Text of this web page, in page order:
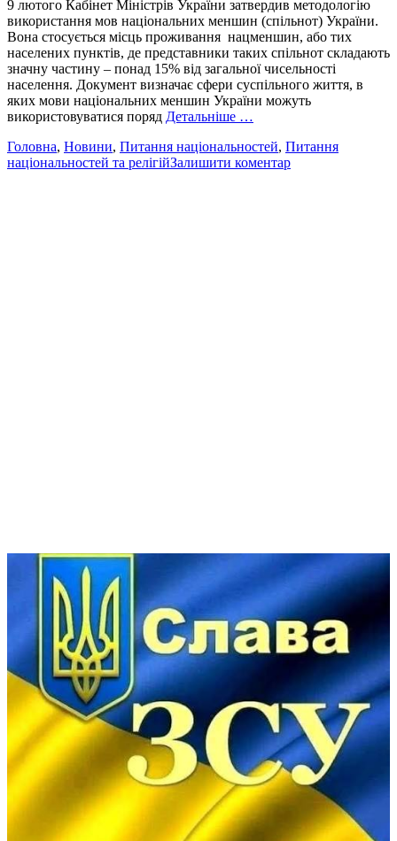
9 лютого Кабінет Міністрів України затвердив методологію
використання мов національних меншин (спільнот) України.
Вона стосується місць проживання нацменшин, або тих
населених пунктів, де представники таких спільнот складають
значну частину – понад 15% від загальної чисельності
населення. Документ визначає сфери суспільного життя, в
яких мови національних меншин України можуть
використовуватися поряд Детальніше …
Головна, Новини, Питання національностей, Питання
національностей та релігійЗалишити коментар